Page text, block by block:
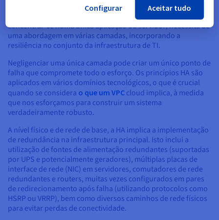
A obtenção de uma alta disponibilidade abrangente, quando
virtual implica, não se limita a
concentrar-se numa única aplicação ou servidor; necessita de
uma abordagem em várias camadas, incorporando a
resiliência no conjunto da infraestrutura de TI.
Negligenciar uma única camada pode criar um único ponto de
falha que compromete todo o esforço. Os princípios HA são
aplicados em vários domínios tecnológicos, o que é crucial
quando se considera o que um VPC cloud implica, à medida
que nos esforçamos para construir um sistema
verdadeiramente robusto.
A nível físico e de rede de base, a HA implica a implementação
de redundância na infraestrutura principal. Isto inclui a
utilização de fontes de alimentação redundantes (suportadas
por UPS e potencialmente geradores), múltiplas placas de
interface de rede (NIC) em servidores, comutadores de rede
redundantes e routers, muitas vezes configurados em pares
de redirecionamento após falha (utilizando protocolos como
HSRP ou VRRP), bem como diversos caminhos de rede físicos
para evitar perdas de conectividade.
Configurar Aceitar tudo